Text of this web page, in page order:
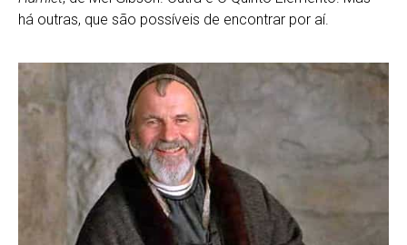
há outras, que são possíveis de encontrar por aí.